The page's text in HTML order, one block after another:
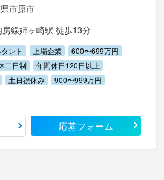
市原市
房線姉ヶ崎駅 徒歩13分
ント 上場企業
600〜699万円
二日制
年間休日120日以上
土日祝休み
900〜999万円
応募フォーム